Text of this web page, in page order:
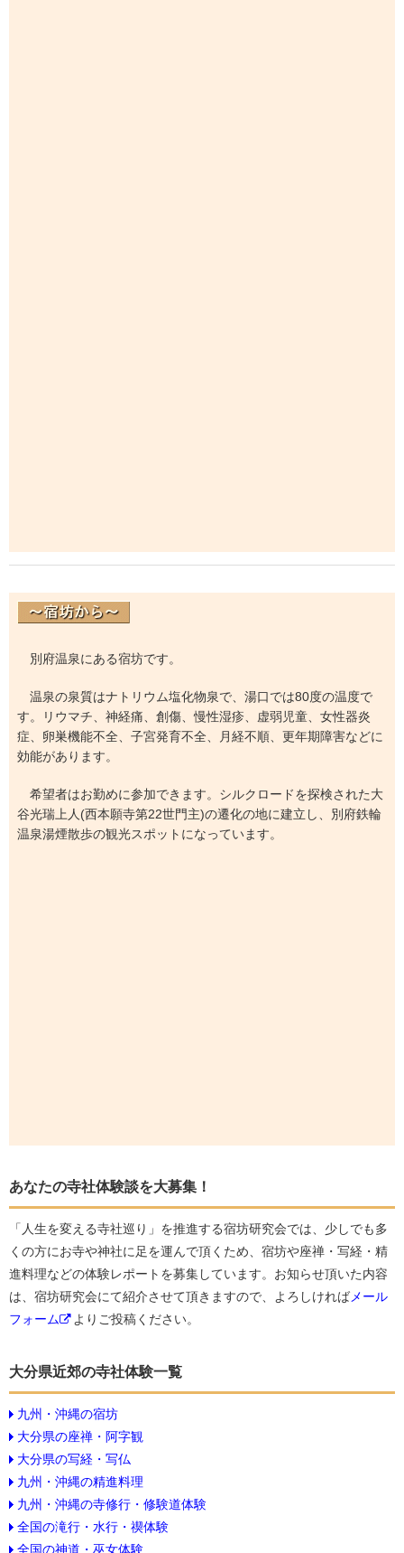
別府温泉にある宿坊です。
温泉の泉質はナトリウム塩化物泉で、湯口では80度の温度で
す。リウマチ、神経痛、創傷、慢性湿疹、虚弱児童、女性器炎
症、卵巣機能不全、子宮発育不全、月経不順、更年期障害などに
効能があります。
希望者はお勤めに参加できます。シルクロードを探検された大
谷光瑞上人(西本願寺第22世門主)の遷化の地に建立し、別府鉄輪
温泉湯煙散歩の観光スポットになっています。
あなたの寺社体験談を大募集！
「人生を変える寺社巡り」を推進する宿坊研究会では、少しでも多
くの方にお寺や神社に足を運んで頂くため、宿坊や座禅・写経・精
進料理などの体験レポートを募集しています。お知らせ頂いた内容
は、宿坊研究会にて紹介させて頂きますので、よろしければメール
フォーム
よりご投稿ください。
大分県近郊の寺社体験一覧
九州・沖縄の宿坊
大分県の座禅・阿字観
大分県の写経・写仏
九州・沖縄の精進料理
九州・沖縄の寺修行・修験道体験
全国の滝行・水行・禊体験
全国の神道・巫女体験